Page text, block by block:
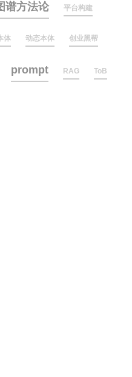
谱方法论 平台构建
体 动态本体 创业黑帮
prompt RAG ToB